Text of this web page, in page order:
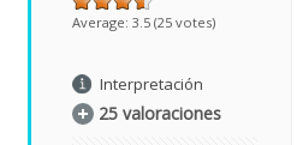
Average: 3.5 (25 votes)
Interpretación
25 valoraciones